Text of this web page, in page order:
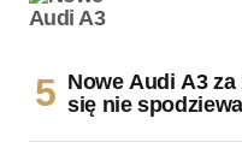
Nowe Audi A3 za
się nie